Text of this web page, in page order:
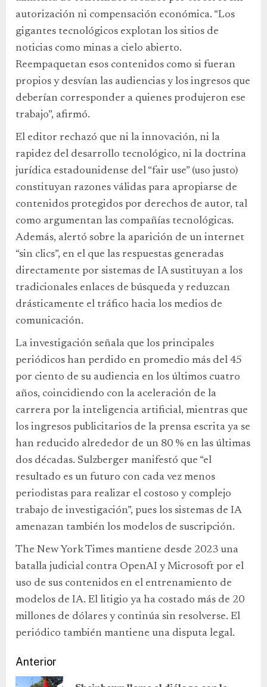
autorización ni compensación económica. “Los
gigantes tecnológicos explotan los sitios de
noticias como minas a cielo abierto.
Reempaquetan esos contenidos como si fueran
propios y desvían las audiencias y los ingresos que
deberían corresponder a quienes produjeron ese
trabajo”, afirmó.
El editor rechazó que ni la innovación, ni la
rapidez del desarrollo tecnológico, ni la doctrina
jurídica estadounidense del “fair use” (uso justo)
constituyan razones válidas para apropiarse de
contenidos protegidos por derechos de autor, tal
como argumentan las compañías tecnológicas.
Además, alertó sobre la aparición de un internet
“sin clics”, en el que las respuestas generadas
directamente por sistemas de IA sustituyan a los
tradicionales enlaces de búsqueda y reduzcan
drásticamente el tráfico hacia los medios de
comunicación.
La investigación señala que los principales
periódicos han perdido en promedio más del 45
por ciento de su audiencia en los últimos cuatro
años, coincidiendo con la aceleración de la
carrera por la inteligencia artificial, mientras que
los ingresos publicitarios de la prensa escrita ya se
han reducido alrededor de un 80 % en las últimas
dos décadas. Sulzberger manifestó que “el
resultado es un futuro con cada vez menos
periodistas para realizar el costoso y complejo
trabajo de investigación”, pues los sistemas de IA
amenazan también los modelos de suscripción.
The New York Times mantiene desde 2023 una
batalla judicial contra OpenAI y Microsoft por el
uso de sus contenidos en el entrenamiento de
modelos de IA. El litigio ya ha costado más de 20
millones de dólares y continúa sin resolverse. El
periódico también mantiene una disputa legal.
Anterior